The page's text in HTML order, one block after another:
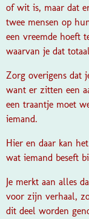
of wit is, maar dat
twee mensen op
een vreemde hoeft
waarvan je dat
Zorg overigens dat
want er zitten een
een traantje moet
iemand.
Hier en daar kan
wat iemand beseft
Je merkt aan alles
voor zijn verhaal,
dit deel worden